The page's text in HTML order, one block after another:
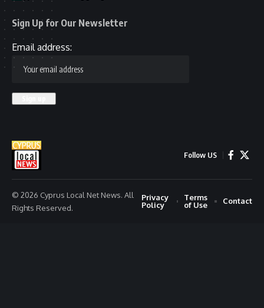
Sign Up for Our Newsletter
Email address:
Follow US
© 2026 Cyprus Local Net News. All
Rights Reserved.
Privacy
Policy
Terms
of Use
Contact